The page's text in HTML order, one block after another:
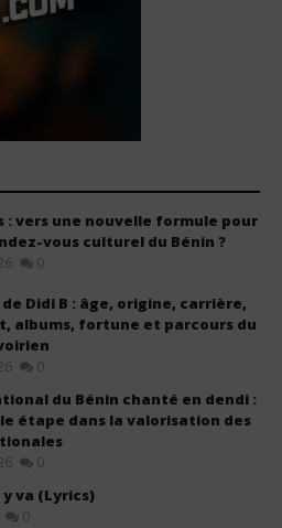
: vers une nouvelle formule pour
vous culturel du Bénin ?
0
Didi B : âge, origine, carrière,
albums, fortune et parcours du
0
du Bénin chanté en dendi :
étape dans la valorisation des
0
y va (Lyrics)
0